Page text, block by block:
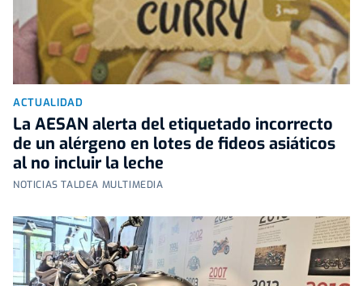
ACTUALIDAD
La AESAN alerta del etiquetado incorrecto
de un alérgeno en lotes de fideos asiáticos
al no incluir la leche
NOTICIAS TALDEA MULTIMEDIA